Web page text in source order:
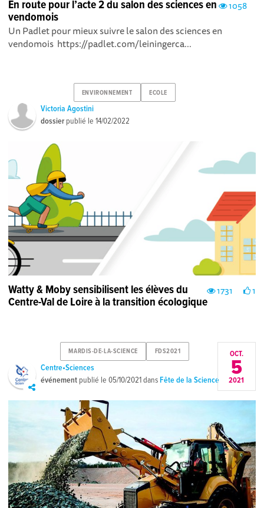
1058
En route pour l’acte 2 du salon des sciences en
vendomois
Un Padlet pour mieux suivre le salon des sciences en
vendomois https://padlet.com/leiningerca...
ENVIRONNEMENT ECOLE
Victoria Agostini
dossier publié le14/02/2022
1731 1
Watty & Moby sensibilisent les élèves du
Centre-Val de Loire à la transition écologique
MARDIS-DE-LA-SCIENCE FDS2021
Centre•Sciences
événement publié le05/10/2021dansFête de la Science
OCT.
5
2021